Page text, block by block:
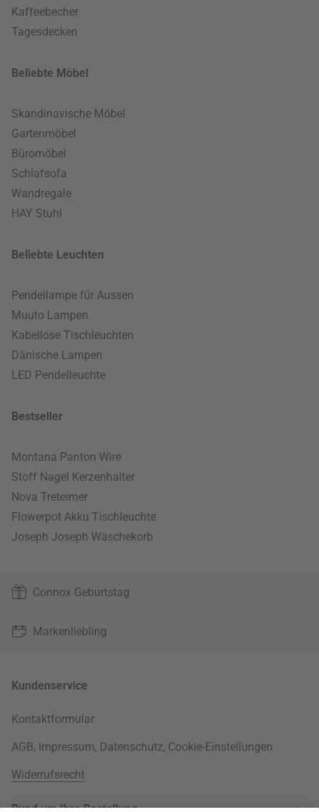
Kaffeebecher
Tagesdecken
Beliebte Möbel
Skandinavische Möbel
Gartenmöbel
Büromöbel
Schlafsofa
Wandregale
HAY Stuhl
Beliebte Leuchten
Pendellampe für Aussen
Muuto Lampen
Kabellose Tischleuchten
Dänische Lampen
LED Pendelleuchte
Bestseller
Montana Panton Wire
Stoff Nagel Kerzenhalter
Nova Treteimer
Flowerpot Akku Tischleuchte
Joseph Joseph Wäschekorb
Connox Geburtstag
Markenliebling
Kundenservice
Kontaktformular
AGB, Impressum, Datenschutz, Cookie-Einstellungen
Widerrufsrecht
Rund um Ihre Bestellung